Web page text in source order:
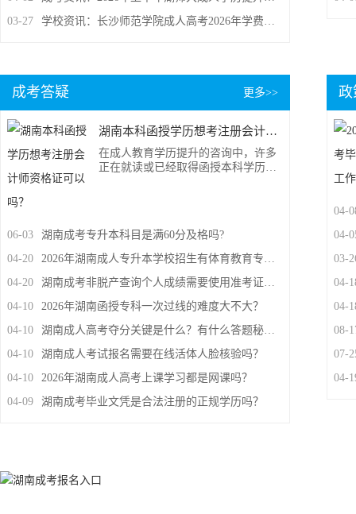
03-27
学校资讯：长沙师范学院成人高考2026年学费缴纳渠道已开通
更多>>
成考答疑
湖南本科函授学历想考注册会计师资格证可以吗？
在成人教育学历提升的咨询中，许多
正在就读或已经取得函授本科学历的
有关系和背景的普通人生活中，拥有
职业资格证是许多人奔向职场生涯和
取得成功的有利工具，那么，湖南本
科函授学历想考注册会计师资格证可
06-03
湖南成考专升本科目是满60分及格吗?
04-20
2026年湖南成人专升本学校招生有体育教育专业吗？
04-20
湖南成考非脱产查询个人成绩需要使用准考证吗？
04-10
2026年湖南函授专科一次过线的难度大不大？
04-10
湖南成人高考夺分关键是什么？有什么答题秘诀吗？
04-10
湖南成人考试报名需要在线活体人脸核验吗？
04-10
2026年湖南成人高考上课学习都是网课吗？
04-09
湖南成考毕业文凭是合法注册的正规学历吗？
政
04-
04-
03-
04-
04-
08-
07-
04-